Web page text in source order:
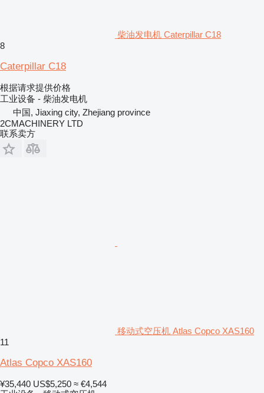
柴油发电机 Caterpillar C18
8
Caterpillar C18
根据请求提供价格
工业设备 - 柴油发电机
中国, Jiaxing city, Zhejiang province
2CMACHINERY LTD
联系卖方
移动式空压机 Atlas Copco XAS160
11
Atlas Copco XAS160
¥35,440 US$5,250 ≈ €4,544